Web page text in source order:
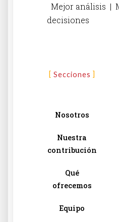
Mejor análisis |
decisiones
Secciones
Nosotros
Nuestra
contribución
Qué
ofrecemos
Equipo